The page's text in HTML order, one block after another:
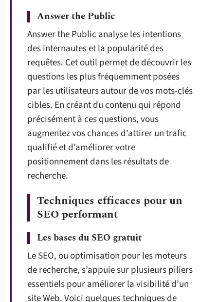
Answer the Public
Answer the Public analyse les intentions
des internautes et la popularité des
requêtes. Cet outil permet de découvrir les
questions les plus fréquemment posées
par les utilisateurs autour de vos mots-clés
cibles. En créant du contenu qui répond
précisément à ces questions, vous
augmentez vos chances d’attirer un trafic
qualifié et d’améliorer votre
positionnement dans les résultats de
recherche.
Techniques efficaces pour un
SEO performant
Les bases du SEO gratuit
Le SEO, ou optimisation pour les moteurs
de recherche, s’appuie sur plusieurs piliers
essentiels pour améliorer la visibilité d’un
site Web. Voici quelques techniques de